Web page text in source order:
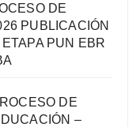
DE
PUBLICACIÓN
PUN EBR
DE
–